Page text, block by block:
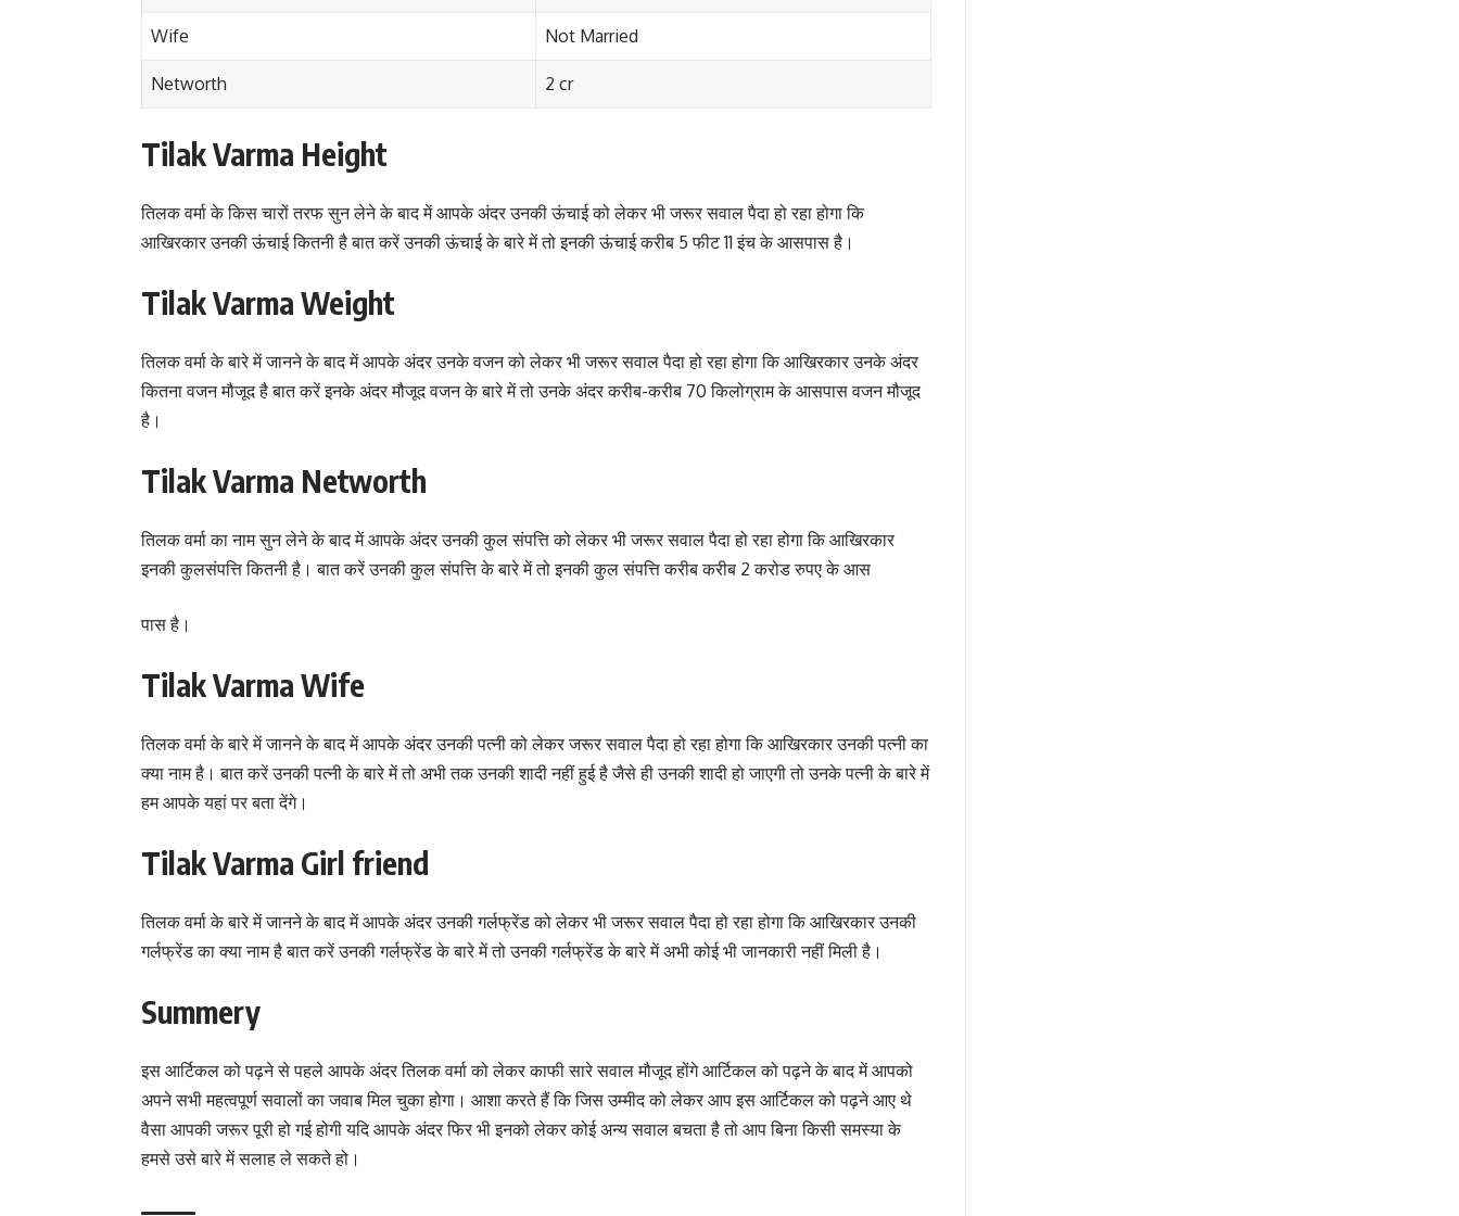
Wife Not Married
Networth 2 cr
Tilak Varma Height
तिलक वर्मा के किस चारों तरफ सुन लेने के बाद में आपके अंदर उनकी ऊंचाई को लेकर भी जरूर सवाल पैदा हो रहा होगा कि
आखिरकार उनकी ऊंचाई कितनी है बात करें उनकी ऊंचाई के बारे में तो इनकी ऊंचाई करीब 5 फीट 11 इंच के आसपास है।
Tilak Varma Weight
तिलक वर्मा के बारे में जानने के बाद में आपके अंदर उनके वजन को लेकर भी जरूर सवाल पैदा हो रहा होगा कि आखिरकार उनके अंदर
कितना वजन मौजूद है बात करें इनके अंदर मौजूद वजन के बारे में तो उनके अंदर करीब-करीब 70 किलोग्राम के आसपास वजन मौजूद
है।
Tilak Varma Networth
तिलक वर्मा का नाम सुन लेने के बाद में आपके अंदर उनकी कुल संपत्ति को लेकर भी जरूर सवाल पैदा हो रहा होगा कि आखिरकार
इनकी कुलसंपत्ति कितनी है। बात करें उनकी कुल संपत्ति के बारे में तो इनकी कुल संपत्ति करीब करीब 2 करोड रुपए के आस
पास है।
Tilak Varma Wife
तिलक वर्मा के बारे में जानने के बाद में आपके अंदर उनकी पत्नी को लेकर जरूर सवाल पैदा हो रहा होगा कि आखिरकार उनकी पत्नी का
क्या नाम है। बात करें उनकी पत्नी के बारे में तो अभी तक उनकी शादी नहीं हुई है जैसे ही उनकी शादी हो जाएगी तो उनके पत्नी के बारे में
हम आपके यहां पर बता देंगे।
Tilak Varma Girl friend
तिलक वर्मा के बारे में जानने के बाद में आपके अंदर उनकी गर्लफ्रेंड को लेकर भी जरूर सवाल पैदा हो रहा होगा कि आखिरकार उनकी
गर्लफ्रेंड का क्या नाम है बात करें उनकी गर्लफ्रेंड के बारे में तो उनकी गर्लफ्रेंड के बारे में अभी कोई भी जानकारी नहीं मिली है।
Summery
इस आर्टिकल को पढ़ने से पहले आपके अंदर तिलक वर्मा को लेकर काफी सारे सवाल मौजूद होंगे आर्टिकल को पढ़ने के बाद में आपको
अपने सभी महत्वपूर्ण सवालों का जवाब मिल चुका होगा। आशा करते हैं कि जिस उम्मीद को लेकर आप इस आर्टिकल को पढ़ने आए थे
वैसा आपकी जरूर पूरी हो गई होगी यदि आपके अंदर फिर भी इनको लेकर कोई अन्य सवाल बचता है तो आप बिना किसी समस्या के
हमसे उसे बारे में सलाह ले सकते हो।